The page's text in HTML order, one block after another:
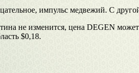
импульс медвежий. С
не изменится, цена DEGEN
$0,18.